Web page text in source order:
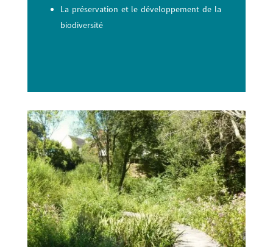
La préservation et le développement de la
biodiversité